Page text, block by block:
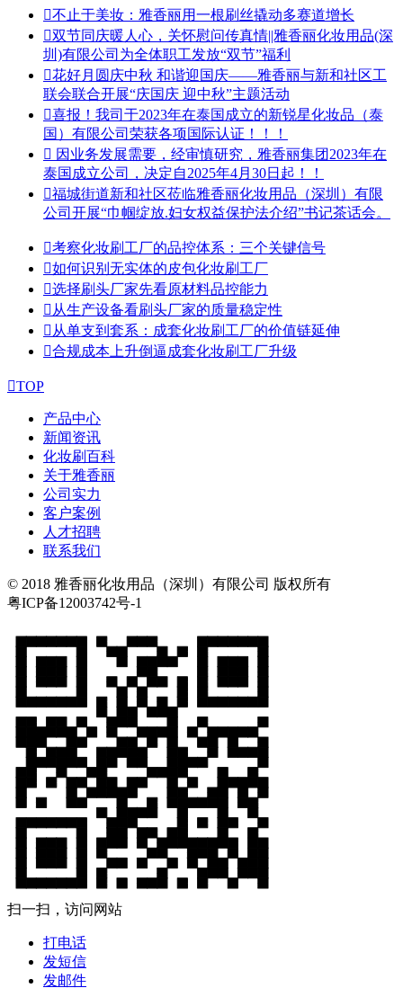
不止于美妆：雅香丽用一根刷丝撬动多赛道增长
双节同庆暖人心，关怀慰问传真情||雅香丽化妆用品(深
圳)有限公司为全体职工发放“双节”福利
花好月圆庆中秋 和谐迎国庆——雅香丽与新和社区工
联会联合开展“庆国庆 迎中秋”主题活动
喜报！我司于2023年在泰国成立的新锐星化妆品（泰
国）有限公司荣获各项国际认证！！！
 因业务发展需要，经审慎研究，雅香丽集团2023年在
泰国成立公司，决定自2025年4月30日起！！
福城街道新和社区莅临雅香丽化妆用品（深圳）有限
公司开展“巾帼绽放.妇女权益保护法介绍”书记茶话会。
考察化妆刷工厂的品控体系：三个关键信号
如何识别无实体的皮包化妆刷工厂
选择刷头厂家先看原材料品控能力
从生产设备看刷头厂家的质量稳定性
从单支到套系：成套化妆刷工厂的价值链延伸
合规成本上升倒逼成套化妆刷工厂升级
TOP
产品中心
新闻资讯
化妆刷百科
关于雅香丽
公司实力
客户案例
人才招聘
联系我们
© 2018 雅香丽化妆用品（深圳）有限公司 版权所有
粤ICP备12003742号-1
扫一扫，访问网站
打电话
发短信
发邮件